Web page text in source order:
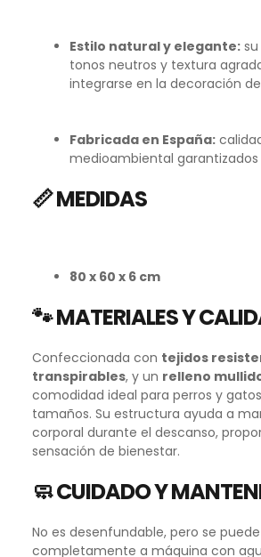
Estilo natural y elegante:
tonos neutros y textura
integrarse en la decoración
Fabricada en España:
medioambiental garantizados
📏 MEDIDAS
80 x 60 x 6 cm
🐾 MATERIALES Y
Confeccionada con tejidos
transpirables, y un relleno
comodidad ideal para perros y
tamaños. Su estructura ayuda a
corporal durante el descanso,
sensación de bienestar.
🧼 CUIDADO Y
No es desenfundable, pero se
completamente a máquina con